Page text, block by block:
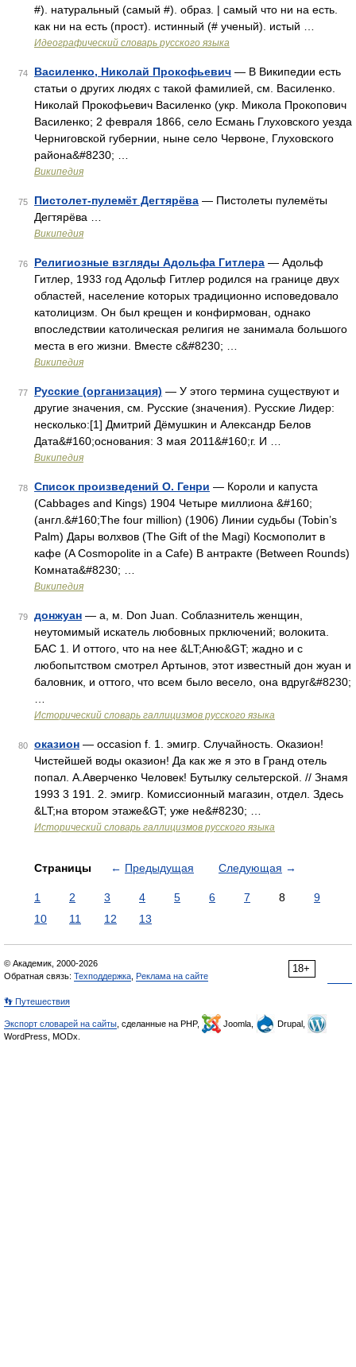
#). натуральный (самый #). образ. | самый что ни на есть.
как ни на есть (прост). истинный (# ученый). истый …
Идеографический словарь русского языка
74 Василенко, Николай Прокофьевич — В Википедии есть
статьи о других людях с такой фамилией, см. Василенко.
Николай Прокофьевич Василенко (укр. Микола Прокопович
Василенко; 2 февраля 1866, село Есмань Глуховского уезда
Черниговской губернии, ныне село Червоне, Глуховского
района&#8230; …
Википедия
75 Пистолет-пулемёт Дегтярёва — Пистолеты пулемёты
Дегтярёва …
Википедия
76 Религиозные взгляды Адольфа Гитлера — Адольф
Гитлер, 1933 год Адольф Гитлер родился на границе двух
областей, население которых традиционно исповедовало
католицизм. Он был крещен и конфирмован, однако
впоследствии католическая религия не занимала большого
места в его жизни. Вместе с&#8230; …
Википедия
77 Русские (организация) — У этого термина существуют и
другие значения, см. Русские (значения). Русские Лидер:
несколько:[1] Дмитрий Дёмушкин и Александр Белов
Дата&#160;основания: 3 мая 2011&#160;г. И …
Википедия
78 Список произведений О. Генри — Короли и капуста
(Cabbages and Kings) 1904 Четыре миллиона &#160;
(англ.&#160;The four million) (1906) Линии судьбы (Tobin’s
Palm) Дары волхвов (The Gift of the Magi) Космополит в
кафе (A Cosmopolite in a Cafe) В антракте (Between Rounds)
Комната&#8230; …
Википедия
79 донжуан — а, м. Don Juan. Соблазнитель женщин,
неутомимый искатель любовных прключений; волокита.
БАС 1. И оттого, что на нее &LT;Аню&GT; жадно и с
любопытством смотрел Артынов, этот известный дон жуан и
баловник, и оттого, что всем было весело, она вдруг&#8230;
Исторический словарь галлицизмов русского языка
80 оказион — occasion f. 1. эмигр. Случайность. Оказион!
Чистейшей воды оказион! Да как же я это в Гранд отель
попал. А.Аверченко Человек! Бутылку сельтерской. // Знамя
1993 3 191. 2. эмигр. Комиссионный магазин, отдел. Здесь
&LT;на втором этаже&GT; уже не&#8230; …
Исторический словарь галлицизмов русского языка
Страницы ← Предыдущая Следующая →
1 2 3 4 5 6 7 8
9
10
11 12 13
18+
© Академик, 2000-2026
Обратная связь: Техподдержка Реклама на сайте
👣 Путешествия
Экспорт словарей на сайты , сделанные на PHP, Joomla,
Drupal,
WordPress, MODx.